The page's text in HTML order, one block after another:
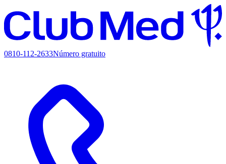
0810-112-2633Número gratuito